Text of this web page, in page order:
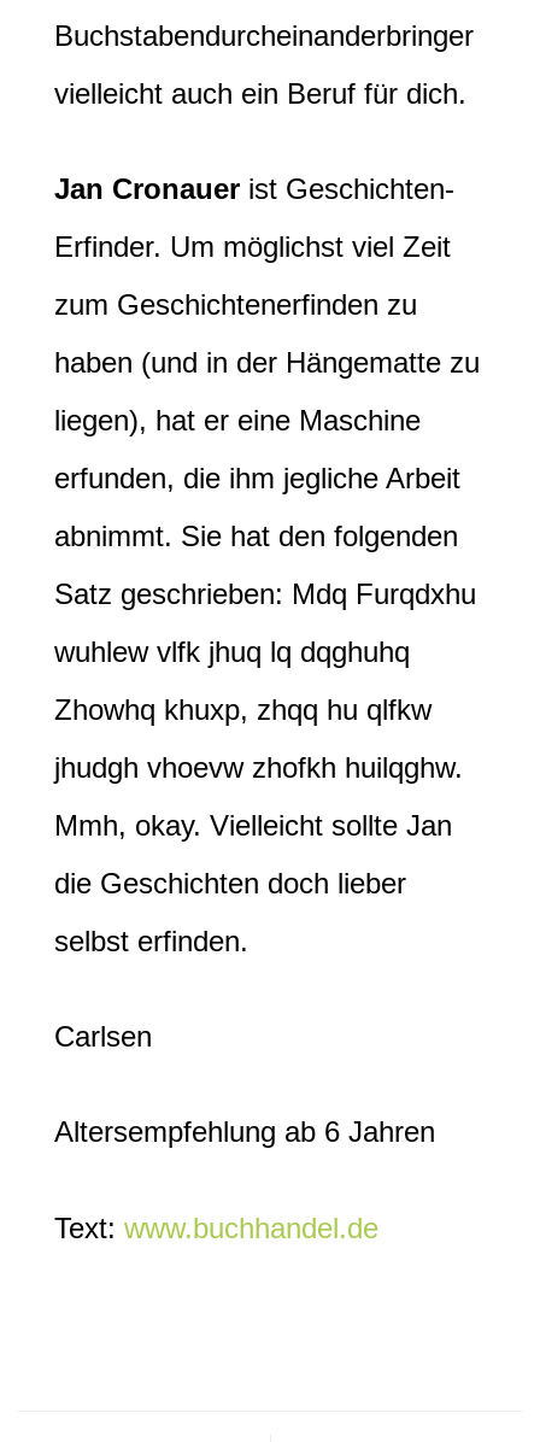
Buchstabendurcheinanderbringer
vielleicht auch ein Beruf für dich.
Jan Cronauer ist Geschichten-
Erfinder. Um möglichst viel Zeit
zum Geschichtenerfinden zu
haben (und in der Hängematte zu
liegen), hat er eine Maschine
erfunden, die ihm jegliche Arbeit
abnimmt. Sie hat den folgenden
Satz geschrieben: Mdq Furqdxhu
wuhlew vlfk jhuq lq dqghuhq
Zhowhq khuxp, zhqq hu qlfkw
jhudgh vhoevw zhofkh huilqghw.
Mmh, okay. Vielleicht sollte Jan
die Geschichten doch lieber
selbst erfinden.
Carlsen
Altersempfehlung ab 6 Jahren
Text: www.buchhandel.de